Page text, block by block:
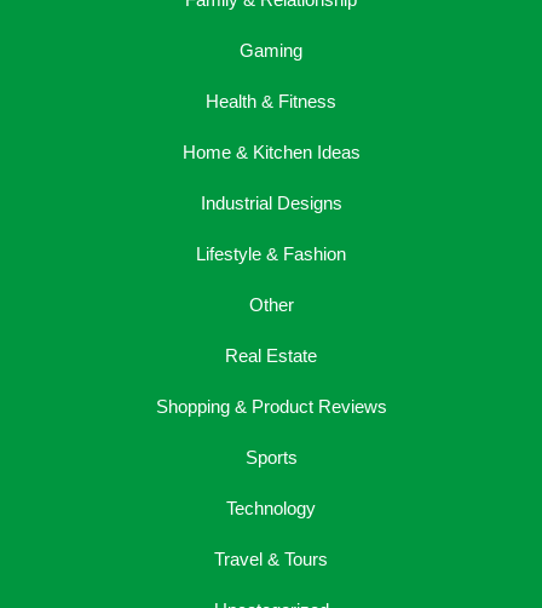
Gaming
Health & Fitness
Home & Kitchen Ideas
Industrial Designs
Lifestyle & Fashion
Other
Real Estate
Shopping & Product Reviews
Sports
Technology
Travel & Tours